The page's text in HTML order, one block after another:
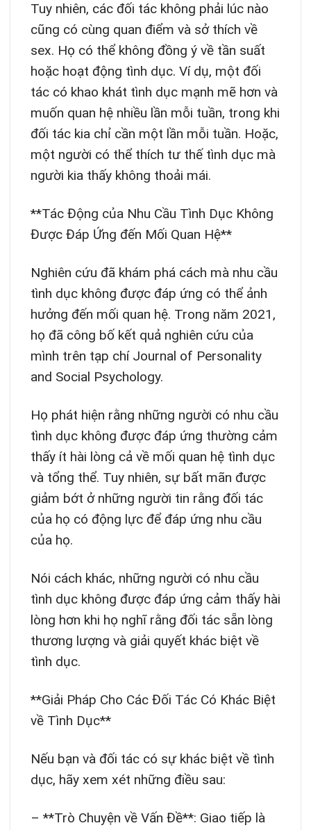
Tuy nhiên, các đối tác không phải lúc nào
cũng có cùng quan điểm và sở thích về
sex. Họ có thể không đồng ý về tần suất
hoặc hoạt động tình dục. Ví dụ, một đối
tác có khao khát tình dục mạnh mẽ hơn và
muốn quan hệ nhiều lần mỗi tuần, trong khi
đối tác kia chỉ cần một lần mỗi tuần. Hoặc,
một người có thể thích tư thế tình dục mà
người kia thấy không thoải mái.
**Tác Động của Nhu Cầu Tình Dục Không
Được Đáp Ứng đến Mối Quan Hệ**
Nghiên cứu đã khám phá cách mà nhu cầu
tình dục không được đáp ứng có thể ảnh
hưởng đến mối quan hệ. Trong năm 2021,
họ đã công bố kết quả nghiên cứu của
mình trên tạp chí Journal of Personality
and Social Psychology.
Họ phát hiện rằng những người có nhu cầu
tình dục không được đáp ứng thường cảm
thấy ít hài lòng cả về mối quan hệ tình dục
và tổng thể. Tuy nhiên, sự bất mãn được
giảm bớt ở những người tin rằng đối tác
của họ có động lực để đáp ứng nhu cầu
của họ.
Nói cách khác, những người có nhu cầu
tình dục không được đáp ứng cảm thấy hài
lòng hơn khi họ nghĩ rằng đối tác sẵn lòng
thương lượng và giải quyết khác biệt về
tình dục.
**Giải Pháp Cho Các Đối Tác Có Khác Biệt
về Tình Dục**
Nếu bạn và đối tác có sự khác biệt về tình
dục, hãy xem xét những điều sau:
– **Trò Chuyện về Vấn Đề**: Giao tiếp là